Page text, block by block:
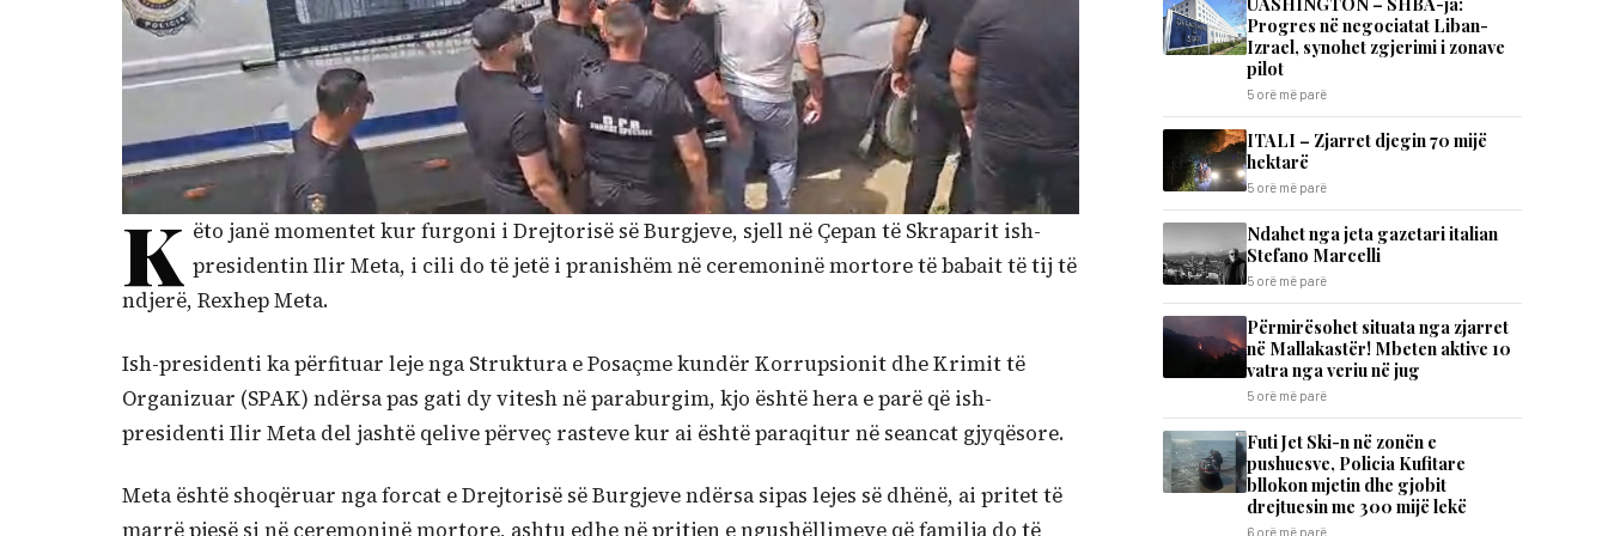
K ëto janë momentet kur furgoni i Drejtorisë së Burgjeve, sjell në Çepan të Skraparit ish-
presidentin Ilir Meta, i cili do të jetë i pranishëm në ceremoninë mortore të babait të tij të
ndjerë, Rexhep Meta.
Ish-presidenti ka përfituar leje nga Struktura e Posaçme kundër Korrupsionit dhe Krimit të
Organizuar (SPAK) ndërsa pas gati dy vitesh në paraburgim, kjo është hera e parë që ish-
presidenti Ilir Meta del jashtë qelive përveç rasteve kur ai është paraqitur në seancat gjyqësore.
Meta është shoqëruar nga forcat e Drejtorisë së Burgjeve ndërsa sipas lejes së dhënë, ai pritet të
Progres në negociatat Liban-
Izrael, synohet zgjerimi i zonave
pilot
5 orë më parë
ITALI – Zjarret djegin 70 mijë
hektarë
5 orë më parë
Ndahet nga jeta gazetari italian
Stefano Marcelli
5 orë më parë
Përmirësohet situata nga zjarret
në Mallakastër! Mbeten aktive 10
vatra nga veriu në jug
5 orë më parë
Futi Jet Ski-n në zonën e
pushuesve, Policia Kufitare
bllokon mjetin dhe gjobit
drejtuesin me 300 mijë lekë
6 orë më parë